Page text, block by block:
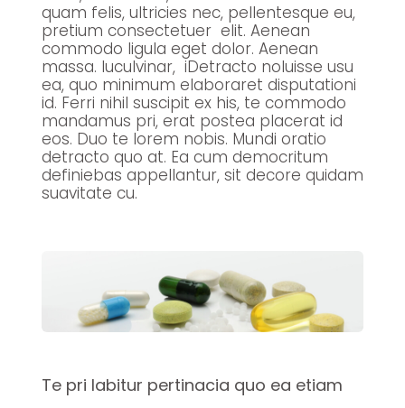
quam felis, ultricies nec, pellentesque eu,
pretium consectetuer elit. Aenean
commodo ligula eget dolor. Aenean
massa. luculvinar, iDetracto noluisse usu
ea, quo minimum elaboraret disputationi
id. Ferri nihil suscipit ex his, te commodo
mandamus pri, erat postea placerat id
eos. Duo te lorem nobis. Mundi oratio
detracto quo at. Ea cum democritum
definiebas appellantur, sit decore quidam
suavitate cu.
Te pri labitur pertinacia quo ea etiam